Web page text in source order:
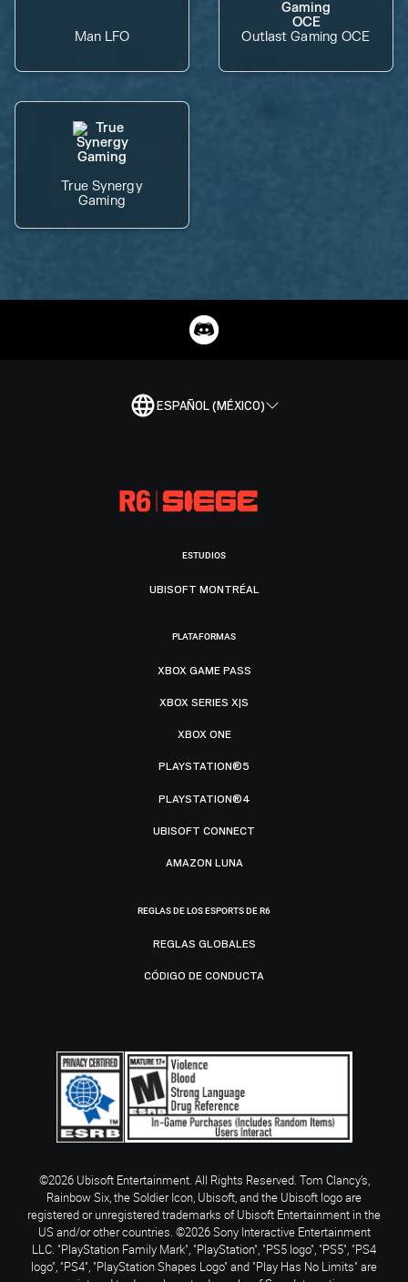
Man LFO Outlast Gaming OCE
True Synergy
Gaming
ESPAÑOL (MÉXICO)
ESTUDIOS
UBISOFT MONTRÉAL
PLATAFORMAS
XBOX GAME PASS
XBOX SERIES X|S
XBOX ONE
PLAYSTATION®5
PLAYSTATION®4
UBISOFT CONNECT
AMAZON LUNA
REGLAS DE LOS ESPORTS DE R6
REGLAS GLOBALES
CÓDIGO DE CONDUCTA
©2026 Ubisoft Entertainment. All Rights Reserved. Tom Clancy’s,
Rainbow Six, the Soldier Icon, Ubisoft, and the Ubisoft logo are
registered or unregistered trademarks of Ubisoft Entertainment in the
US and/or other countries. ©2026 Sony Interactive Entertainment
LLC. "PlayStation Family Mark", "PlayStation", "PS5 logo", "PS5", "PS4
logo", "PS4", "PlayStation Shapes Logo" and "Play Has No Limits" are